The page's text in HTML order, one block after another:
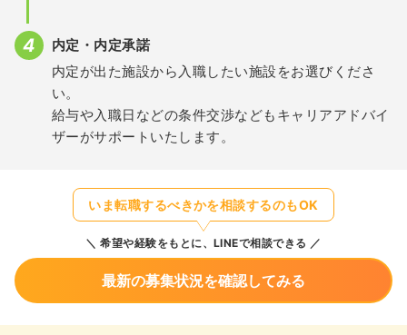
内定・内定承諾
内定が出た施設から入職したい施設をお選びくださ
い。
給与や入職日などの条件交渉などもキャリアアドバイ
ザーがサポートいたします。
いま転職するべきかを相談するのもOK
希望や経験をもとに、LINEで相談できる
最新の募集状況を確認してみる